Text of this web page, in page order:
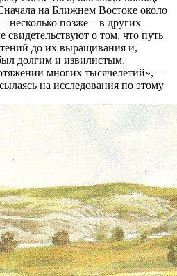
на Ближнем Востоке около
несколько позже – в других
о том, что путь
до их выращивания и,
долгим и извилистым,
многих тысячелетий», –
на исследования по этому